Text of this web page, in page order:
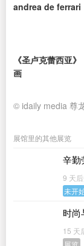
andrea de ferrari
《圣卢克蕾西亚
画
© idaily media 尊
展馆里的其他展览
辛勤
品展
9 天
未开
时尚
15 天
展览